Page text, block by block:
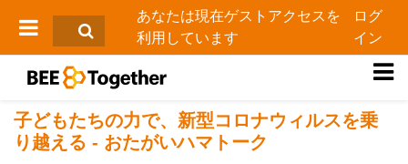
メインコンテンツへスキップする
サイドパネル
あなたは現在ゲストアクセスを
利用しています
ログ
イン
子どもたちの力で、新型コロナウィルスを乗
り越える - おたがいハマトーク